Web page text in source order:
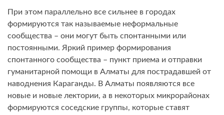
При этом параллельно все сильнее в городах
формируются так называемые неформальные
сообщества – они могут быть спонтанными или
постоянными. Яркий пример формирования
спонтанного сообщества – пункт приема и отправки
гуманитарной помощи в Алматы для пострадавшей от
наводнения Караганды. В Алматы появляются все
новые и новые лектории, а в некоторых микрорайонах
формируются соседские группы, которые ставят